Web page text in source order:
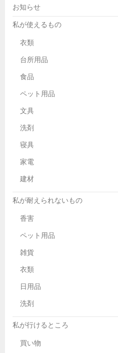
お知らせ
私が使えるもの
衣類
台所用品
食品
ペット用品
文具
洗剤
寝具
家電
建材
私が耐えられないもの
香害
ペット用品
雑貨
衣類
日用品
洗剤
私が行けるところ
買い物